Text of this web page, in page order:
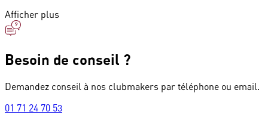
Afficher plus
Besoin de conseil ?
Demandez conseil à nos clubmakers par téléphone ou email.
01 71 24 70 53